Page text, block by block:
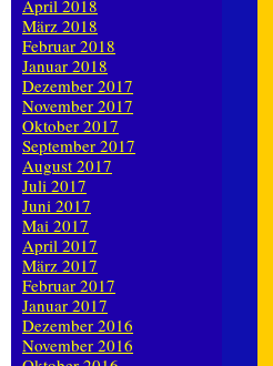
April 2018
März 2018
Februar 2018
Januar 2018
Dezember 2017
November 2017
Oktober 2017
September 2017
August 2017
Juli 2017
Juni 2017
Mai 2017
April 2017
März 2017
Februar 2017
Januar 2017
Dezember 2016
November 2016